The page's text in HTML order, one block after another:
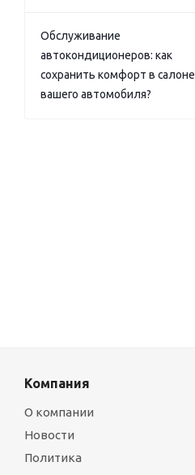
Обслуживание
автокондиционеров: как
сохранить комфорт в салоне
вашего автомобиля?
Компания
О компании
Новости
Политика